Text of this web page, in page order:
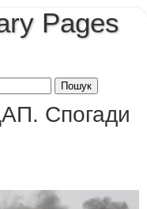
Pages
Спогади